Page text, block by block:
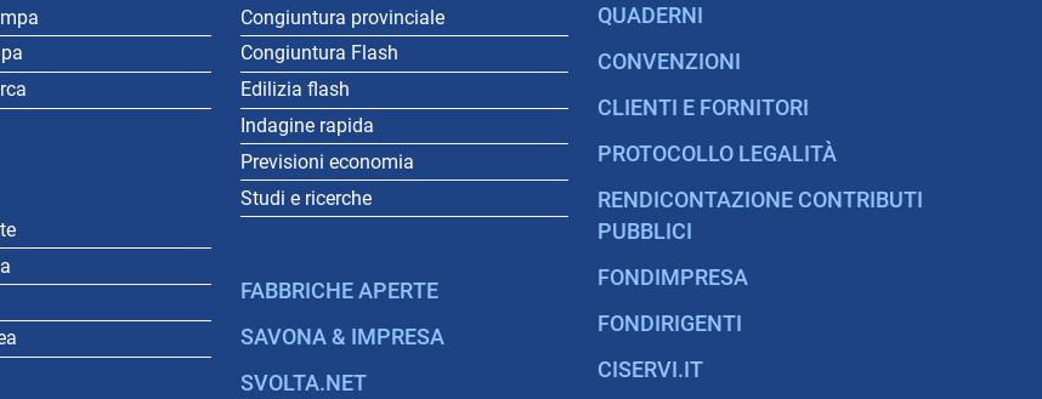
Congiuntura provinciale
Congiuntura Flash
Edilizia flash
Indagine rapida
Previsioni economia
Studi e ricerche
FABBRICHE APERTE
SAVONA & IMPRESA
SVOLTA.NET
QUADERNI
CONVENZIONI
CLIENTI E FORNITORI
PROTOCOLLO LEGALITÀ
RENDICONTAZIONE CONTRIBUTI
PUBBLICI
FONDIMPRESA
FONDIRIGENTI
CISERVI.IT